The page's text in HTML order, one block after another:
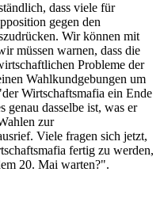
dass viele für
gegen den
Wir können mit
müssen warnen, dass die
Probleme der
Wahlkundgebungen um
Wirtschaftsmafia ein Ende
genau dasselbe ist, was er
zur
Viele fragen sich jetzt,
fertig zu werden,
20. Mai warten?".